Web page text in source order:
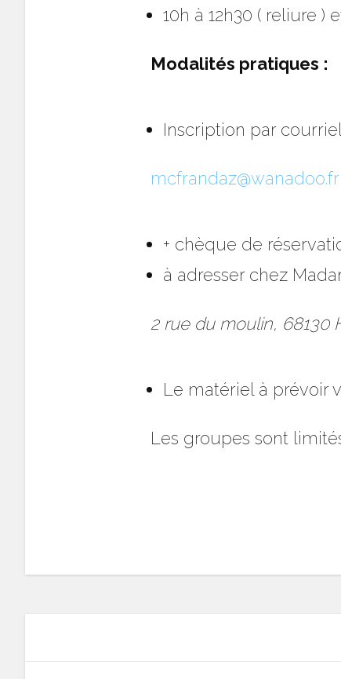
10h à 12h30 ( reliure )
Modalités pratiques :
Inscription par
mcfrandaz@wanadoo.fr
+ chèque de
à adresser chez
2 rue du moulin, 68130
Le matériel à prévoir
Les groupes sont